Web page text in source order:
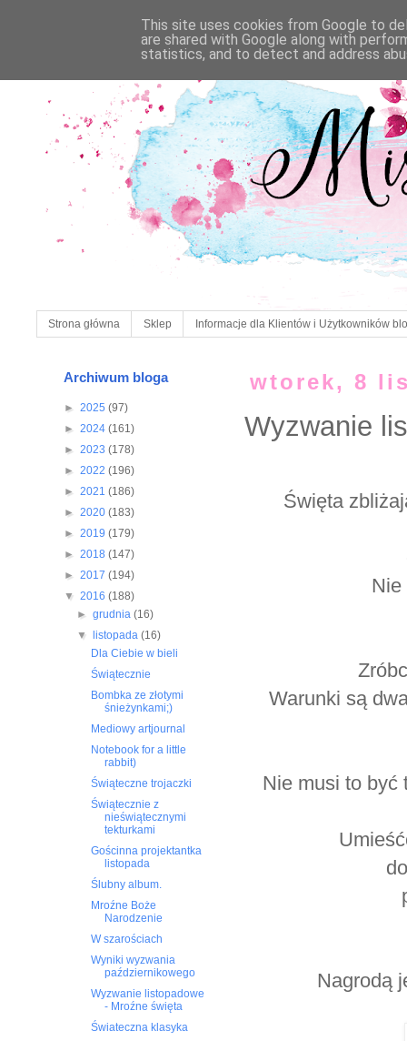
Strona główna Sklep Informacje dla Klientów i Użytkowników
wtorek, 8
Wyzwanie
Święta
Nie
Warunki są
Nie musi to być
Nagrodą
Archiwum bloga
► 2025 (97)
► 2024 (161)
► 2023 (178)
► 2022 (196)
► 2021 (186)
► 2020 (183)
► 2019 (179)
► 2018 (147)
► 2017 (194)
▼ 2016 (188)
►grudnia(16)
▼
listopada(16)
Dla Ciebie w bieli
Świątecznie
Bombka ze złotymi
śnieżynkami;)
Mediowy artjournal
Notebook for a little
rabbit)
Świąteczne trojaczki
Świątecznie z
nieświątecznymi
tekturkami
Gościnna projektantka
listopada
Ślubny album.
Mroźne Boże
Narodzenie
W szarościach
Wyniki wyzwania
październikowego
Wyzwanie listopadowe
- Mroźne święta
Świateczna klasyka
This site uses cookies from Google to
are shared with Google along with
statistics, and to detect and address